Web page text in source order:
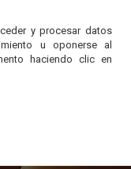
y procesar datos
u oponerse al
haciendo clic en